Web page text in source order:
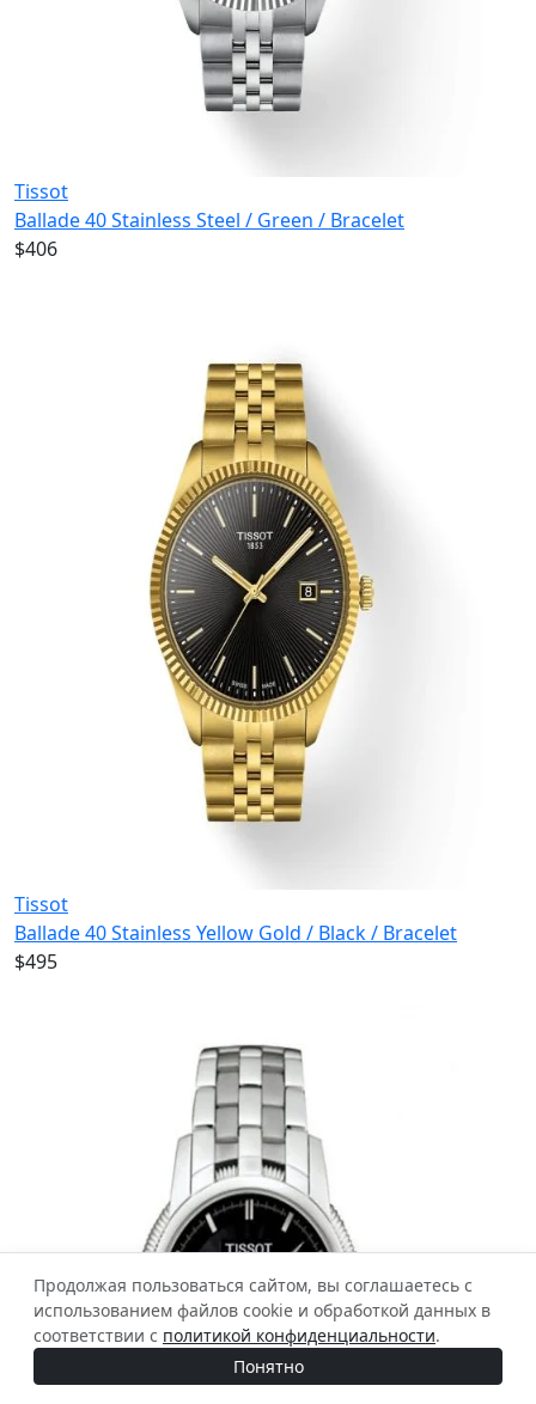
Tissot
Ballade 40 Stainless Steel / Green / Bracelet
$406
Tissot
Ballade 40 Stainless Yellow Gold / Black / Bracelet
$495
Продолжая пользоваться сайтом, вы соглашаетесь с
использованием файлов cookie и обработкой данных в
соответствии с политикой конфиденциальности.
Понятно